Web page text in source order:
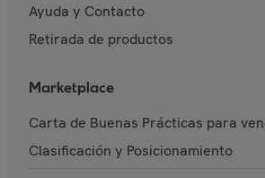
Ayuda y Contacto
Retirada de productos
Marketplace
Carta de Buenas Prácticas para
Clasificación y Posicionamiento